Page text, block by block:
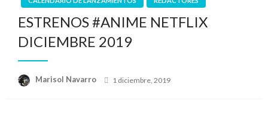
ESTRENOS #ANIME NETFLIX
DICIEMBRE 2019
Marisol Navarro
Publicado
1 diciembre, 2019